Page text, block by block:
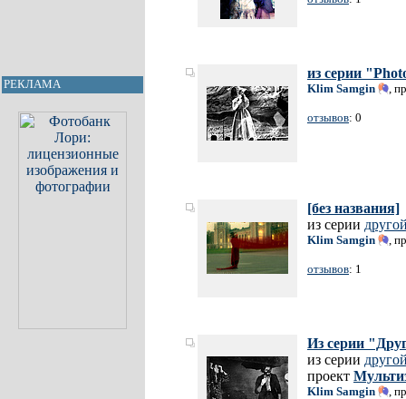
РЕКЛАМА
из серии
Klim Samgin ,
отзывов: 0
[без названия]
из серии
Klim Samgin ,
отзывов: 1
Из серии
из серии
проект
Klim Samgin ,